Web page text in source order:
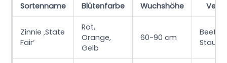
Sortenname Blütenfarbe Wuchshöhe
Zinnie ‚State
Fair‘
Rot,
Orange,
Gelb
60-90 cm
Beet-